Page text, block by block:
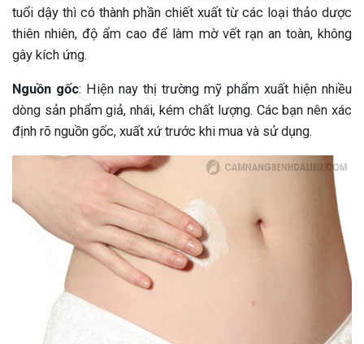
tuổi dậy thì có thành phần chiết xuất từ các loại thảo dược
thiên nhiên, độ ẩm cao để làm mờ vết rạn an toàn, không
gây kích ứng.
Nguồn gốc: Hiện nay thị trường mỹ phẩm xuất hiện nhiều
dòng sản phẩm giả, nhái, kém chất lượng. Các bạn nên xác
định rõ nguồn gốc, xuất xứ trước khi mua và sử dụng.